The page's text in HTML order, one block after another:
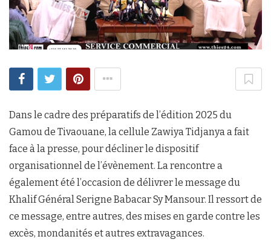
Dans le cadre des préparatifs de l’édition 2025 du
Gamou de Tivaouane, la cellule Zawiya Tidjanya a fait
face à la presse, pour décliner le dispositif
organisationnel de l’évènement. La rencontre a
également été l’occasion de délivrer le message du
Khalif Général Serigne Babacar Sy Mansour. Il ressort de
ce message, entre autres, des mises en garde contre les
excès, mondanités et autres extravagances.